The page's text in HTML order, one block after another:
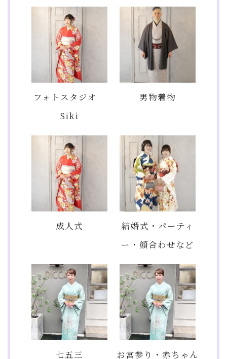
フォトスタジオ
Siki
男物着物
成人式
結婚式・パーティ
ー・顔合わせなど
七五三 お宮参り・赤ちゃん